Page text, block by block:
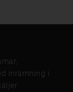
inramning i